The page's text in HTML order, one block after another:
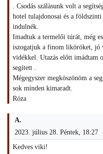
. Csodás szálàsunk volt a
hotel tulajdonosai és a
indulnék.
Imadtuk a termelői túrát, még
iszogatjuk a finom liköröket, jó
vidékkel. Utazás előtt imádtam
segített .
Mégegyszer megköszönöm a
sok minden kimaradt.
Róza
A.
2023. július 28. Péntek, 18:27
Kedves viki!